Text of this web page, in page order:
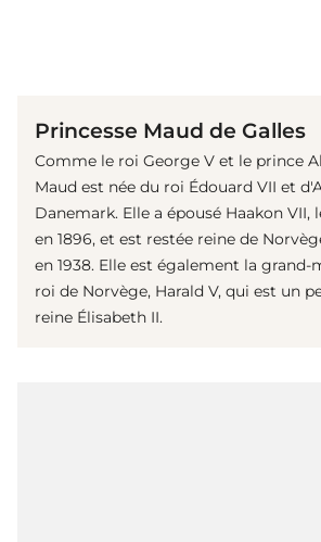
Princesse Maud de Galles
Comme le roi George V et le prince
Maud est née du roi Édouard VII et
Danemark. Elle a épousé Haakon VII,
en 1896, et est restée reine de
en 1938. Elle est également la grand-
roi de Norvège, Harald V, qui est un
reine Élisabeth II.